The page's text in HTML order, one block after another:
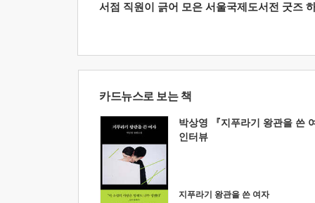
서점 직원이 긁어 모은 서울국제도서전 굿즈
카드뉴스로 보는 책
박상영 『지푸라기 왕관을 쓴
인터뷰
지푸라기 왕관을 쓴 여자